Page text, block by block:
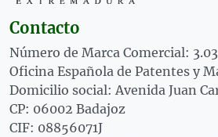
Contacto
Número de Marca Comercial:
Oficina Española de Patentes y
Domicilio social: Avenida Juan
CP: 06002 Badajoz
CIF: 08856071J